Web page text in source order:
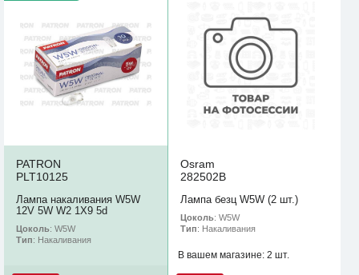
PATRON
PLT10125
Лампа накаливания W5W
12V 5W W2 1X9 5d
Цоколь: W5W
Тип: Накаливания
Osram
282502B
Лампа безц W5W (2 шт.)
Цоколь: W5W
Тип: Накаливания
В вашем магазине: 2 шт.